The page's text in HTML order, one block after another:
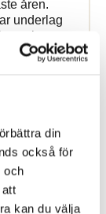
din
också för
och
kan du välja
åren.
underlag